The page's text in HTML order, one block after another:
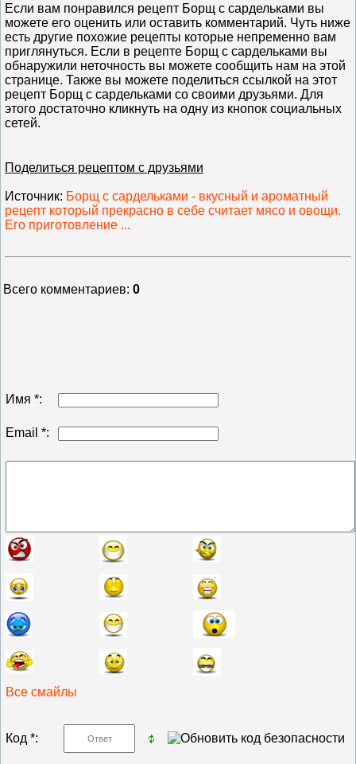
Если вам понравился рецепт Борщ с сардельками вы
можете его оценить или оставить комментарий. Чуть ниже
есть другие похожие рецепты которые непременно вам
приглянуться. Если в рецепте Борщ с сардельками вы
обнаружили неточность вы можете сообщить нам на этой
странице. Также вы можете поделиться ссылкой на этот
рецепт Борщ с сардельками со своими друзьями. Для
этого достаточно кликнуть на одну из кнопок социальных
сетей.
Поделиться рецептом с друзьями
Источник: Борщ с сардельками - вкусный и ароматный
рецепт который прекрасно в себе считает мясо и овощи.
Его приготовление ...
Всего комментариев: 0
Имя *:
Email *:
Все смайлы
Код *: